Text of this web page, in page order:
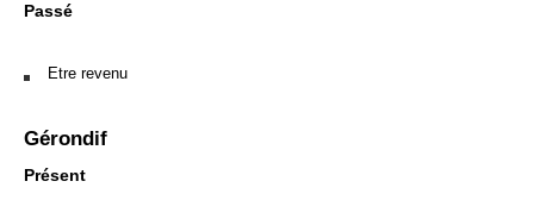
Passé
Etre revenu
Gérondif
Présent